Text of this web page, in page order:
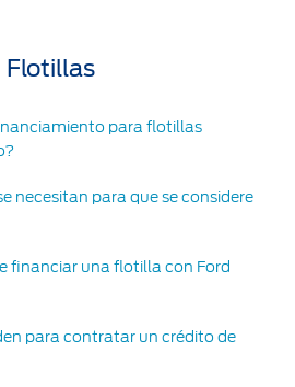
Flotillas
para flotillas
necesitan para que se considere
financiar una flotilla con Ford
para contratar un crédito de